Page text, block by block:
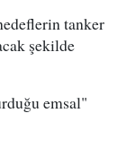
tanker
şekilde
emsal"